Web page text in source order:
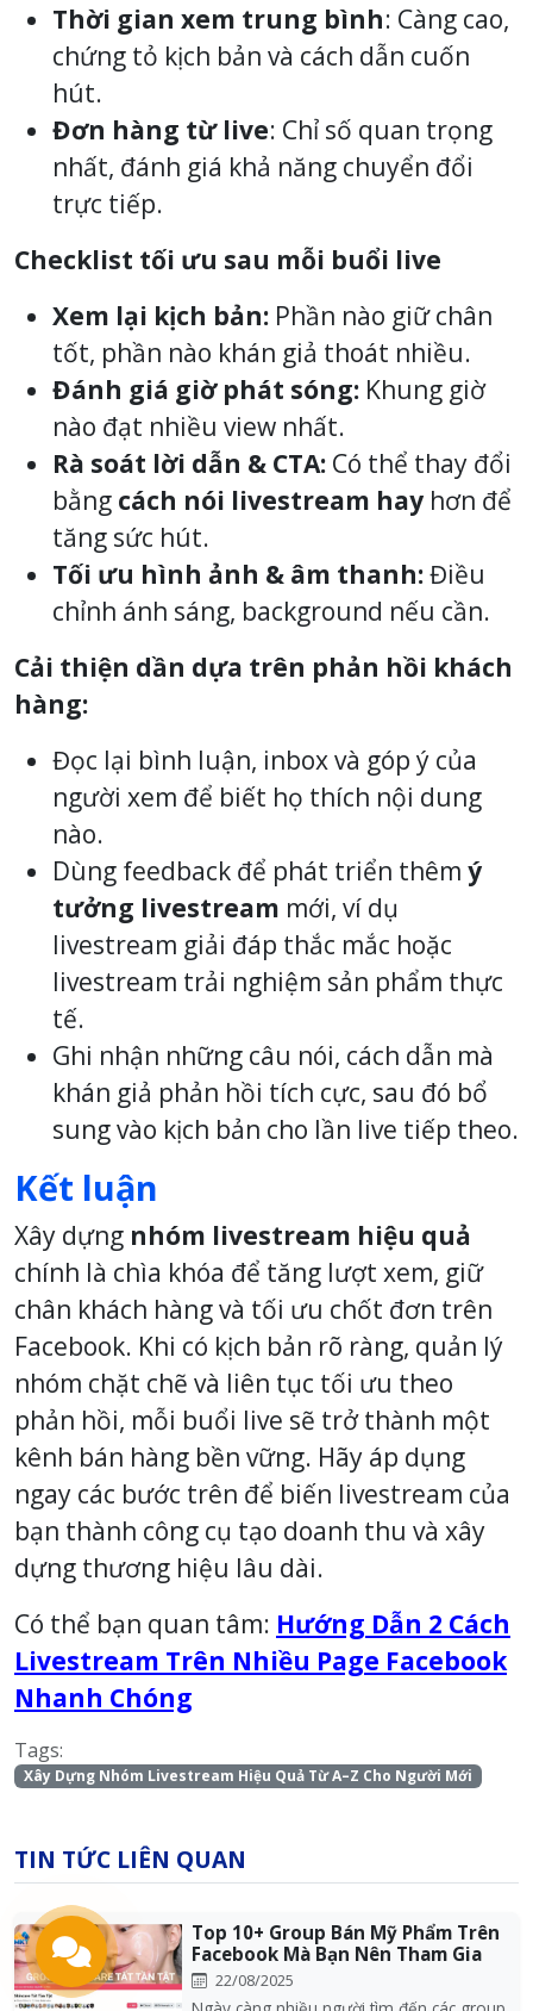
Thời gian xem trung bình: Càng cao,
chứng tỏ kịch bản và cách dẫn cuốn
hút.
Đơn hàng từ live: Chỉ số quan trọng
nhất, đánh giá khả năng chuyển đổi
trực tiếp.
Checklist tối ưu sau mỗi buổi live
Xem lại kịch bản: Phần nào giữ chân
tốt, phần nào khán giả thoát nhiều.
Đánh giá giờ phát sóng: Khung giờ
nào đạt nhiều view nhất.
Rà soát lời dẫn & CTA: Có thể thay đổi
bằng cách nói livestream hay hơn để
tăng sức hút.
Tối ưu hình ảnh & âm thanh:Điều
chỉnh ánh sáng, background nếu cần.
Cải thiện dần dựa trên phản hồi khách
hàng:
Đọc lại bình luận, inbox và góp ý của
người xem để biết họ thích nội dung
nào.
Dùng feedback để phát triển thêm ý
tưởng livestream mới, ví dụ
livestream giải đáp thắc mắc hoặc
livestream trải nghiệm sản phẩm thực
tế.
Ghi nhận những câu nói, cách dẫn mà
khán giả phản hồi tích cực, sau đó bổ
sung vào kịch bản cho lần live tiếp theo.
Kết luận
Xây dựng nhóm livestream hiệu quả
chính là chìa khóa để tăng lượt xem, giữ
chân khách hàng và tối ưu chốt đơn trên
Facebook. Khi có kịch bản rõ ràng, quản lý
nhóm chặt chẽ và liên tục tối ưu theo
phản hồi, mỗi buổi live sẽ trở thành một
kênh bán hàng bền vững. Hãy áp dụng
ngay các bước trên để biến livestream của
bạn thành công cụ tạo doanh thu và xây
dựng thương hiệu lâu dài.
Có thể bạn quan tâm: Hướng Dẫn 2 Cách
Livestream Trên Nhiều Page Facebook
Nhanh Chóng
Tags:
Xây Dựng Nhóm Livestream Hiệu Quả Từ A–Z Cho Người Mới
TIN TỨC LIÊN QUAN
Top 10+ Group Bán Mỹ Phẩm Trên
Facebook Mà Bạn Nên Tham Gia
22/08/2025